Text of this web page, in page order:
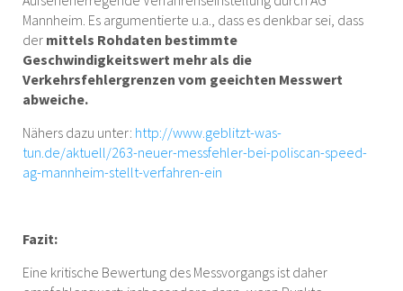
Mannheim. Es argumentierte u.a., dass es denkbar sei, dass
der mittels Rohdaten bestimmte
Geschwindigkeitswert mehr als die
Verkehrsfehlergrenzen vom geeichten Messwert
abweiche.
Nähers dazu unter: http://www.geblitzt-was-
tun.de/aktuell/263-neuer-messfehler-bei-poliscan-speed-
ag-mannheim-stellt-verfahren-ein
Fazit:
Eine kritische Bewertung des Messvorgangs ist daher